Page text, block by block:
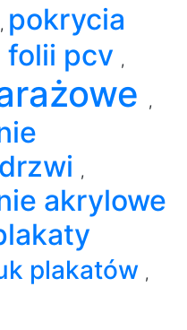
, pokrycia
folii pcv ,
,
drzwi ,
akrylowe
plakatów ,